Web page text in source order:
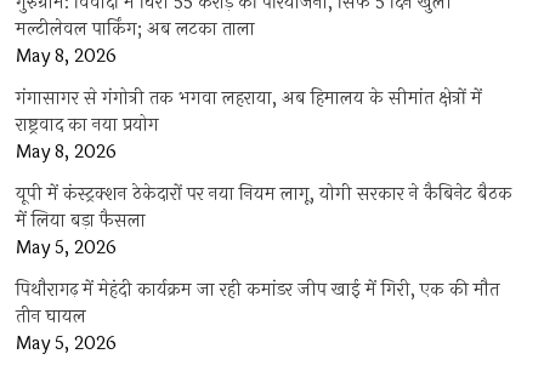
मल्टीलेवल पार्किंग; अब लटका ताला
May 8, 2026
गंगासागर से गंगोत्री तक भगवा लहराया, अब हिमालय के सीमांत क्षेत्रों में
राष्ट्रवाद का नया प्रयोग
May 8, 2026
यूपी में कंस्ट्रक्शन ठेकेदारों पर नया नियम लागू, योगी सरकार ने कैबिनेट बैठक
में लिया बड़ा फैसला
May 5, 2026
पिथौरागढ़ में मेहंदी कार्यक्रम जा रही कमांडर जीप खाई में गिरी, एक की मौत
तीन घायल
May 5, 2026